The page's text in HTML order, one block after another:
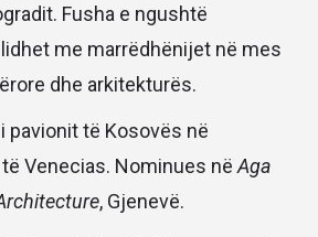
Fusha e ngushtë
me marrëdhënijet në mes
dhe arkitekturës.
pavionit të Kosovës në
Venecias. Nominues në Aga
, Gjenevë.